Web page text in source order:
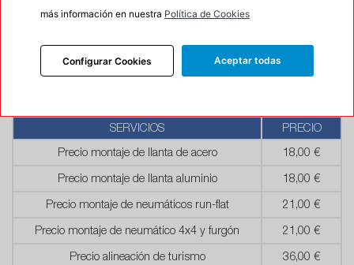
ser entregado.
SERVICIOS PRECIO
Precio montaje de llanta de acero 18,00 €
Precio montaje de llanta aluminio 18,00 €
Precio montaje de neumáticos run-flat 21,00 €
Precio montaje de neumático 4x4 y furgón 21,00 €
Precio alineación de turismo 36,00 €
más información en nuestra Política de Cookies
Configurar Cookies Aceptar todas